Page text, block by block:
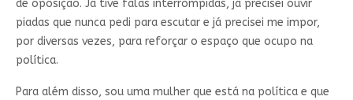
de oposição. Já tive falas interrompidas, já precisei ouvir
piadas que nunca pedi para escutar e já precisei me impor,
por diversas vezes, para reforçar o espaço que ocupo na
política.
Para além disso, sou uma mulher que está na política e que